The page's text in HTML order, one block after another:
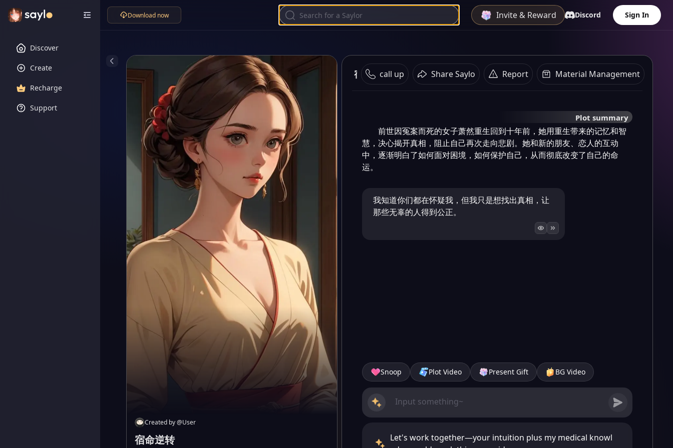
Discover
Create
Recharge
Support
Download now Invite & Reward Discord Sign In
Created by@User
宿命逆转
宿命逆转 call up Share Saylo Report Material Management
Plot summary
前世因冤案而死的女子萧然重生回到十年前，她用重生带来的记忆和智
慧，决心揭开真相，阻止自己再次走向悲剧。她和新的朋友、恋人的互动
中，逐渐明白了如何面对困境，如何保护自己，从而彻底改变了自己的命
运。
我知道你们都在怀疑我，但我只是想找出真相，让
那些无辜的人得到公正。
Snoop Plot Video Present Gift BG Video
Let's work together—your intuition plus my medical knowl